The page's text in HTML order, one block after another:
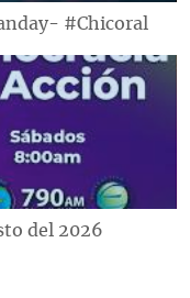
#Chicoral
del 2026